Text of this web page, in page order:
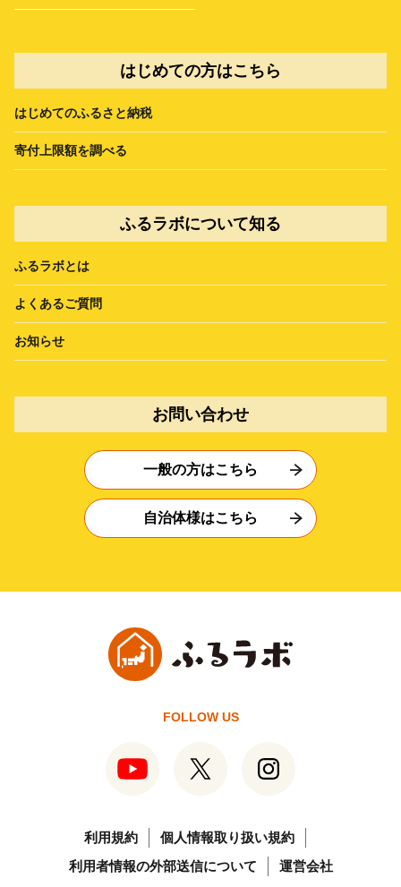
はじめての方はこちら
はじめてのふるさと納税
寄付上限額を調べる
ふるラボについて知る
ふるラボとは
よくあるご質問
お知らせ
お問い合わせ
一般の方はこちら
自治体様はこちら
FOLLOW US
利用規約
個人情報取り扱い規約
利用者情報の外部送信について
運営会社